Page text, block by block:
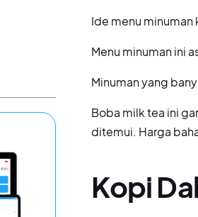
Ide menu
Menu minuman ini
Minuman yang
Boba milk tea ini
ditemui. Harga
Kopi